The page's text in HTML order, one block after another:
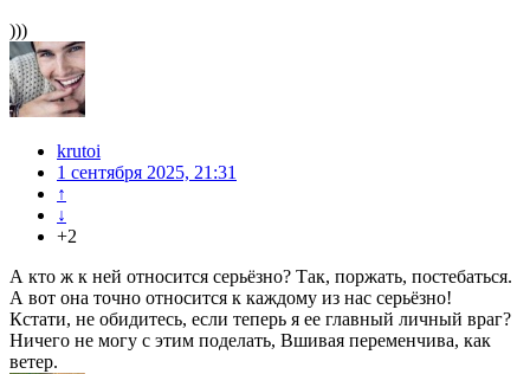
)))
krutoi
1 сентября 2025, 21:31
↑
↓
+2
А кто ж к ней относится серьёзно? Так, поржать, постебаться.
А вот она точно относится к каждому из нас серьёзно!
Кстати, не обидитесь, если теперь я ее главный личный враг?
Ничего не могу с этим поделать, Вшивая переменчива, как
ветер.